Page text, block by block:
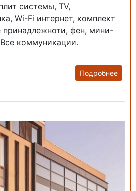
системы, TV,
Wi-Fi интернет, комплект
принадлежноти, фен, мини-
коммуникации.
Подробнее